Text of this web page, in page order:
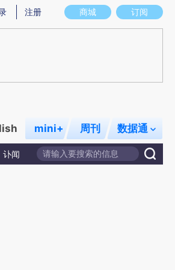
意图存在偏差。不代表财新观点和立场。推荐点击
商城 订阅
注册
mini+ 周刊 数据通
讣闻